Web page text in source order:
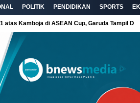
POLITIK PENDIDIKAN SPORTS
atas Kamboja di ASEAN Cup, Garuda Tampil